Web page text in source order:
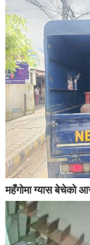
महँगोमा ग्यास बेचेको